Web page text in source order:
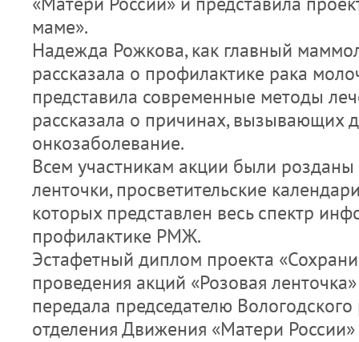
маме».
Надежда Рожкова, как главный
рассказала о профилактике рака
представила современные методы
рассказала о причинах, вызывающих
онкозаболевание.
Всем участникам акции были
ленточки, просветительские
которых представлен весь спектр
профилактике РМЖ.
Эстафетный диплом проекта
проведения акций «Розовая
передала председателю
отделения Движения «Матери